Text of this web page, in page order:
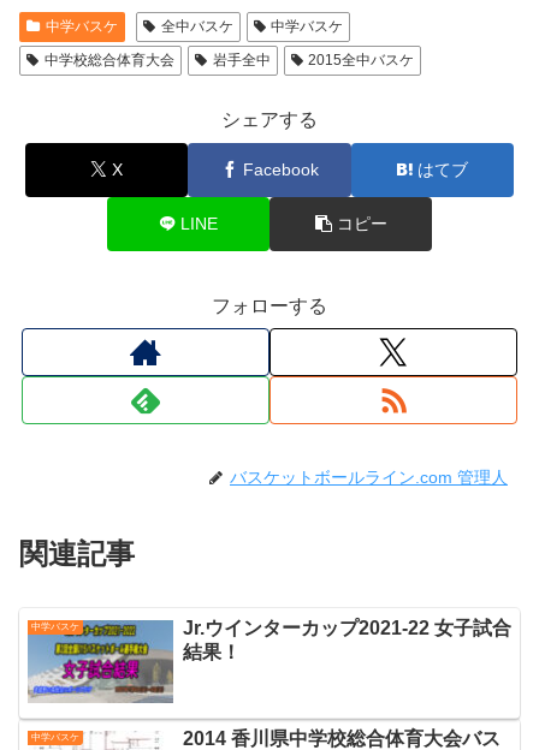
中学バスケ 全中バスケ
中学バスケ
中学校総合体育大会
岩手全中 2015全中バスケ
シェアする
X Facebook はてブ
LINE コピー
フォローする
バスケットボールライン.com 管理人
関連記事
中学バスケ
Jr.ウインターカップ2021-22 女子試合
結果！
中学バスケ
2014 香川県中学校総合体育大会バス